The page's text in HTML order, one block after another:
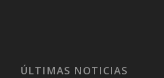
ÚLTIMAS NOTICIAS